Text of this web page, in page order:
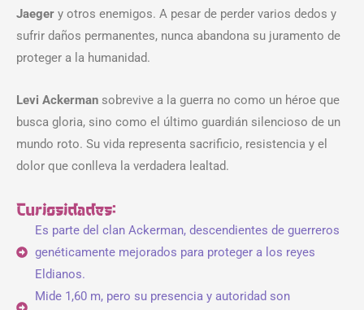
Jaeger y otros enemigos. A pesar de perder varios dedos y
sufrir daños permanentes, nunca abandona su juramento de
proteger a la humanidad.
Levi Ackerman sobrevive a la guerra no como un héroe que
busca gloria, sino como el último guardián silencioso de un
mundo roto. Su vida representa sacrificio, resistencia y el
dolor que conlleva la verdadera lealtad.
Curiosidades:
Es parte del clan Ackerman, descendientes de guerreros
genéticamente mejorados para proteger a los reyes
Eldianos.
Mide 1,60 m, pero su presencia y autoridad son